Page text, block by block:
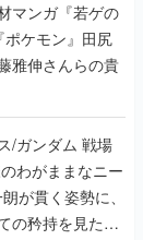
マンガ『若ゲの
ケモン』田尻
雅伸さんらの貴
ンダム 戦場
わがままなニー
が貫く姿勢に、
の矜持を見た